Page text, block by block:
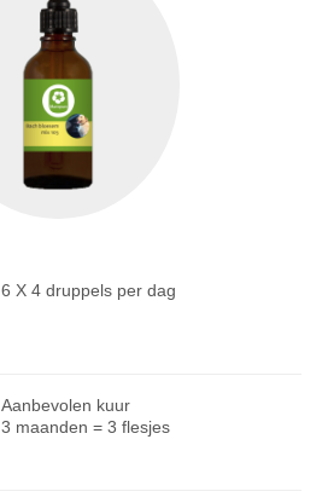
6 X 4 druppels per dag
Aanbevolen kuur
3 maanden = 3 flesjes